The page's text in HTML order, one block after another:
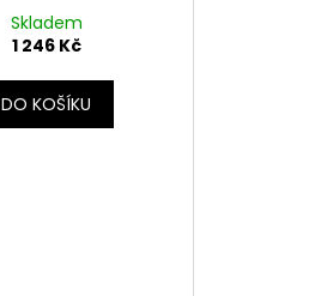
Skladem
1 246 Kč
DO KOŠÍKU